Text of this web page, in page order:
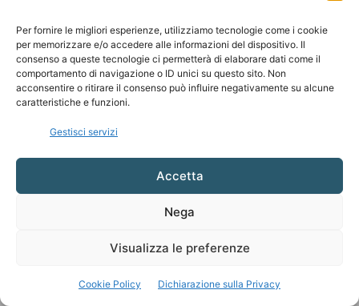
Per fornire le migliori esperienze, utilizziamo tecnologie come i cookie
per memorizzare e/o accedere alle informazioni del dispositivo. Il
consenso a queste tecnologie ci permetterà di elaborare dati come il
comportamento di navigazione o ID unici su questo sito. Non
acconsentire o ritirare il consenso può influire negativamente su alcune
caratteristiche e funzioni.
Gestisci servizi
Accetta
Nega
Visualizza le preferenze
Cookie Policy Dichiarazione sulla Privacy
CHI SIAMO
Contattaci:coelumastro@coelum.com